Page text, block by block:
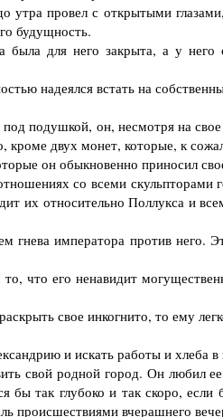
провел с открытыми
будущность.
для него закрыта, а у
надеялся встать на
подушкой, он, несмотря на свое
кроме двух монет, которые, к
он обыкновенно приносил
со всеми
их относительно Поллукса и
императора против него.
что его ненавидит
свое инкогнито, то ему
и искать работы и хлеба в
свой родной город. Он любил
бы так глубоко и так скоро,
происшествиями вчерашнего